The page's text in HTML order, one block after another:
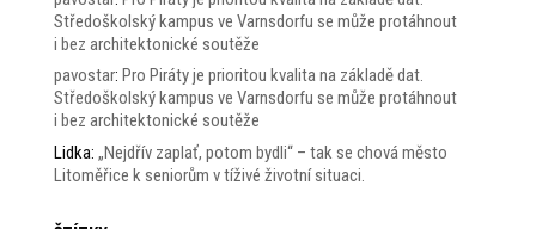
Středoškolský kampus ve Varnsdorfu se může protáhnout
i bez architektonické soutěže
pavostar: Pro Piráty je prioritou kvalita na základě dat.
Středoškolský kampus ve Varnsdorfu se může protáhnout
i bez architektonické soutěže
Lidka: „Nejdřív zaplať, potom bydli“ – tak se chová město
Litoměřice k seniorům v tíživé životní situaci.